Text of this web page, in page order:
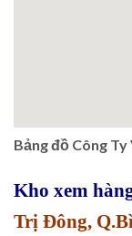
Bảng đồ Công Ty
Kho xem
Trị Đông,